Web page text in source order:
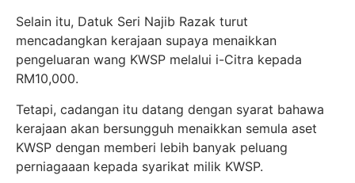
Selain itu, Datuk Seri Najib Razak turut
mencadangkan kerajaan supaya menaikkan
pengeluaran wang KWSP melalui i-Citra kepada
RM10,000.
Tetapi, cadangan itu datang dengan syarat bahawa
kerajaan akan bersungguh menaikkan semula aset
KWSP dengan memberi lebih banyak peluang
perniagaaan kepada syarikat milik KWSP.